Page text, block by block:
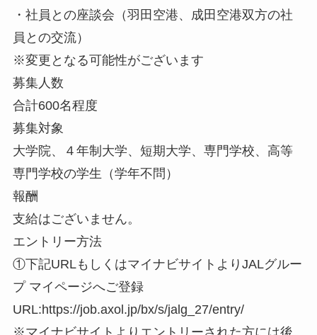
・社員との座談会（羽田空港、成田空港双方の社
員との交流）
※変更となる可能性がございます
募集人数
合計600名程度
募集対象
大学院、４年制大学、短期大学、専門学校、高等
専門学校の学生（学年不問）
報酬
支給はございません。
エントリー方法
①下記URLもしくはマイナビサイトよりJALグルー
プ マイページへご登録
URL:https://job.axol.jp/bx/s/jalg_27/entry/
※マイナビサイトよりエントリーされた方には後